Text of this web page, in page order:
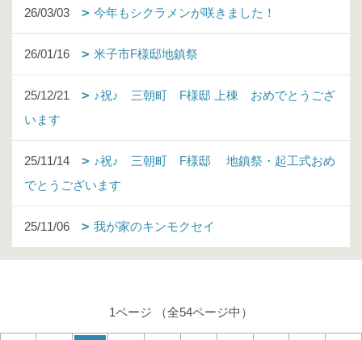
26/03/03 今年もシクラメンが咲きました！
26/01/16 米子市F様邸地鎮祭
25/12/21
♪祝♪ 三朝町 F様邸 上棟 おめでとうござ
います
25/11/14
♪祝♪ 三朝町 F様邸 地鎮祭・起工式おめ
でとうございます
25/11/06 我が家のキンモクセイ
1ページ （全54ページ中）